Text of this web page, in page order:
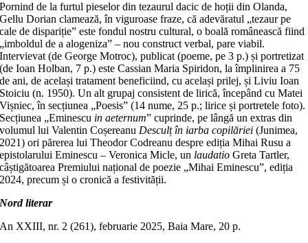
Pornind de la furtul pieselor din tezaurul dacic de hoții din Olanda,
Gellu Dorian clamează, în viguroase fraze, că adevăratul „tezaur pe
cale de dispariție” este fondul nostru cultural, o boală românească fiind
„imboldul de a alogeniza” – nou construct verbal, pare viabil.
Intervievat (de George Motroc), publicat (poeme, pe 3 p.) și portretizat
(de Ioan Holban, 7 p.) este Cassian Maria Spiridon, la împlinirea a 75
de ani, de același tratament beneficiind, cu același prilej, și Liviu Ioan
Stoiciu (n. 1950). Un alt grupaj consistent de lirică, începând cu Matei
Vișniec, în secțiunea „Poesis” (14 nume, 25 p.; lirice și portretele foto).
Secțiunea „Eminescu in aeternum” cuprinde, pe lângă un extras din
volumul lui Valentin CoșereanuDesculț în iarba copilăriei (Junimea,
2021) ori părerea lui Theodor Codreanu despre ediția Mihai Rusu a
epistolarului Eminescu – Veronica Micle, un laudatio Greta Tartler,
câștigătoarea Premiului național de poezie „Mihai Eminescu”, ediția
2024, precum și o cronică a festivității.
Nord literar
An XXIII, nr. 2 (261), februarie 2025, Baia Mare, 20 p.